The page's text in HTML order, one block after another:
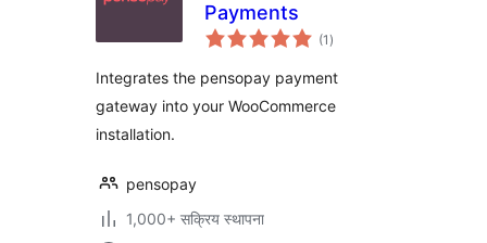
Payments
(1 कुल
रेटिङ्गहरू
)
Integrates the pensopay payment
gateway into your WooCommerce
installation.
pensopay
1,000+ सक्रिय स्थापना